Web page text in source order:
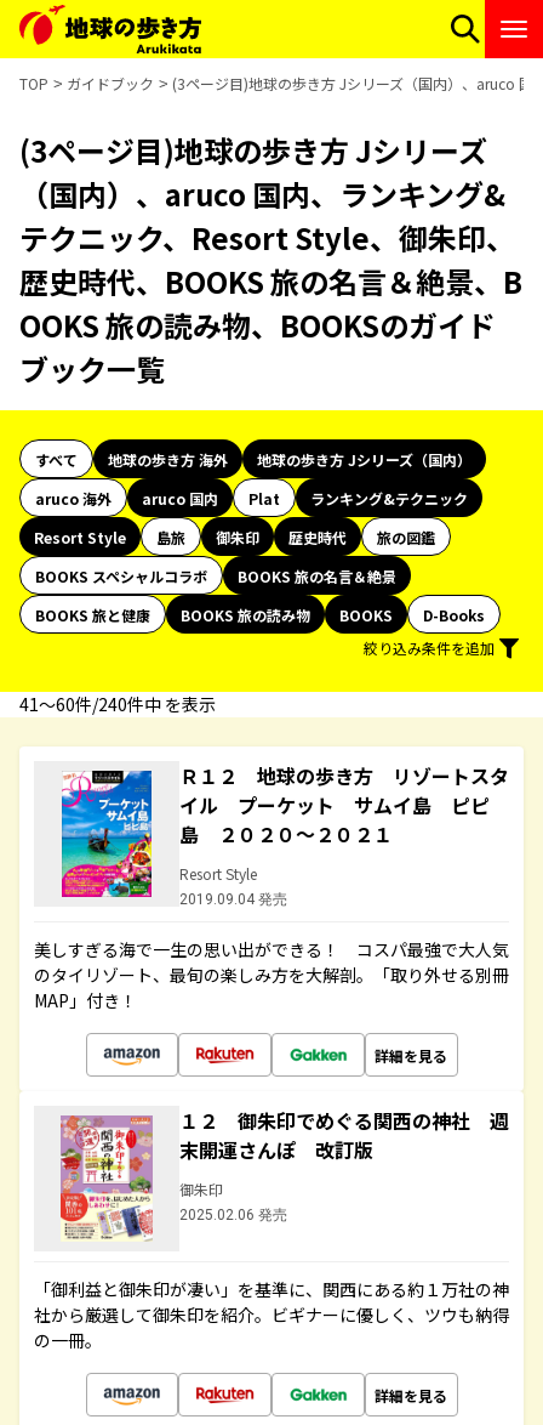
TOP ガイドブック (3ページ目)地球の歩き方 Jシリーズ（国内）、aruco 国
(3ページ目)地球の歩き方 Jシリーズ
（国内）、aruco 国内、ランキング&
テクニック、Resort Style、御朱印、
歴史時代、BOOKS 旅の名言＆絶景、B
OOKS 旅の読み物、BOOKSのガイド
ブック一覧
すべて 地球の歩き方 海外
地球の歩き方 Jシリーズ（国内）
aruco 海外
aruco 国内 Plat
ランキング&テクニック
Resort Style
島旅 御朱印 歴史時代
旅の図鑑
BOOKS スペシャルコラボ
BOOKS 旅の名言＆絶景
BOOKS 旅と健康
BOOKS 旅の読み物 BOOKS
D-Books
絞り込み条件を追加
41〜60件/240件中 を表示
Ｒ１２ 地球の歩き方 リゾートスタ
イル プーケット サムイ島 ピピ
島 ２０２０～２０２１
Resort Style
2019.09.04 発売
美しすぎる海で一生の思い出ができる！ コスパ最強で大人気
のタイリゾート、最旬の楽しみ方を大解剖。「取り外せる別冊
MAP」付き！
詳細を見る
１２ 御朱印でめぐる関西の神社 週
末開運さんぽ 改訂版
御朱印
2025.02.06 発売
「御利益と御朱印が凄い」を基準に、関西にある約１万社の神
社から厳選して御朱印を紹介。ビギナーに優しく、ツウも納得
の一冊。
詳細を見る